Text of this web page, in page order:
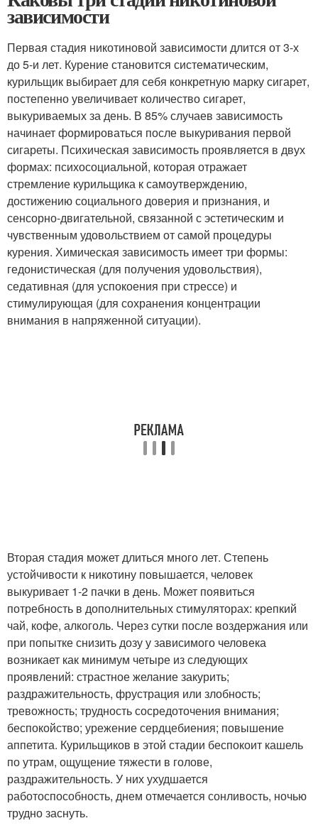
зависимости
Первая стадия никотиновой зависимости длится от 3-х
до 5-и лет. Курение становится систематическим,
курильщик выбирает для себя конкретную марку сигарет,
постепенно увеличивает количество сигарет,
выкуриваемых за день. В 85% случаев зависимость
начинает формироваться после выкуривания первой
сигареты. Психическая зависимость проявляется в двух
формах: психосоциальной, которая отражает
стремление курильщика к самоутверждению,
достижению социального доверия и признания, и
сенсорно-двигательной, связанной с эстетическим и
чувственным удовольствием от самой процедуры
курения. Химическая зависимость имеет три формы:
гедонистическая (для получения удовольствия),
седативная (для успокоения при стрессе) и
стимулирующая (для сохранения концентрации
внимания в напряженной ситуации).
Вторая стадия может длиться много лет. Степень
устойчивости к никотину повышается, человек
выкуривает 1-2 пачки в день. Может появиться
потребность в дополнительных стимуляторах: крепкий
чай, кофе, алкоголь. Через сутки после воздержания или
при попытке снизить дозу у зависимого человека
возникает как минимум четыре из следующих
проявлений: страстное желание закурить;
раздражительность, фрустрация или злобность;
тревожность; трудность сосредоточения внимания;
беспокойство; урежение сердцебиения; повышение
аппетита. Курильщиков в этой стадии беспокоит кашель
по утрам, ощущение тяжести в голове,
раздражительность. У них ухудшается
работоспособность, днем отмечается сонливость, ночью
трудно заснуть.